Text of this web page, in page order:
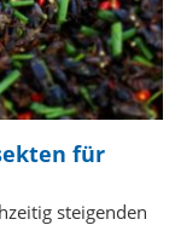
für
steigenden